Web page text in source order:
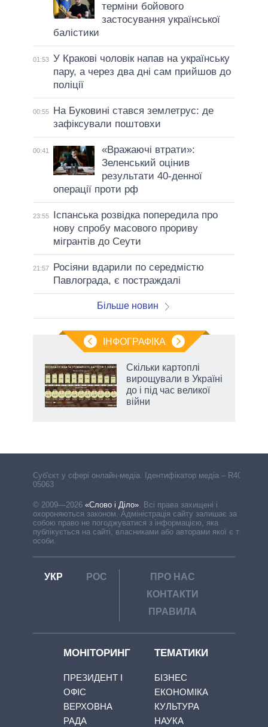
терміни бойового
застосування української
балістики
01:53 У Кракові чоловік напав на українську
пару, а через два дні сам прийшов до
поліції
00:55
На Буковині стався землетрус: де
зафіксували поштовхи
00:41
«Вражаючі втрати»:
Зеленський оцінив
результати 40-денної
операції проти рф
23:55
Іспанська розвідка попередила про
нову спробу масового прориву
мігрантів до Сеути
21:57
Росіяни вдарили по середмістю
Павлограда, є постраждалі
Більше новин
ІНФОГРАФІКА
Скільки картоплі
вирощували в Україні
до і під час великої
війни
Cуб'єкт у сфері онлайн-медіа. Ідентифікатор медіа – R40-
05063
© 2009—2026 «Слово і Діло». Всі права захищені і
охороняються законом. Адміністрація сайту залишає за
собою право не погоджуватися з інформацією, яка
публікується на сайті, власниками або авторами якої є треті
особи.
УКР РОС
ПРО НАС
КОНТАКТИ
ПРАВИЛА
МОНІТОРИНГ
ПРЕЗИДЕНТ І
ОФІС
ВЕРХОВНА
РАДА
ТЕМАТИКИ
БІЗНЕС
ЕКОНОМІКА
КУЛЬТУРА
НАУКА